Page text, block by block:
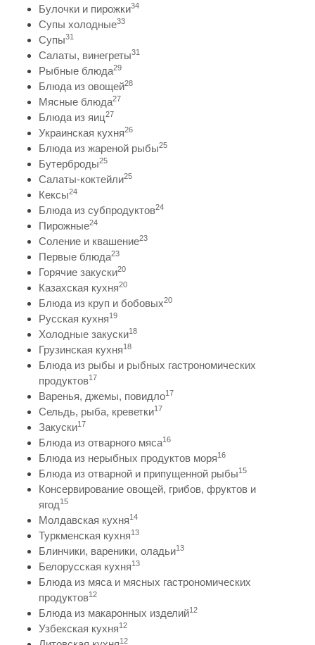
Булочки и пирожки34
Супы холодные33
Супы31
Салаты, винегреты31
Рыбные блюда29
Блюда из овощей28
Мясные блюда27
Блюда из яиц27
Украинская кухня26
Блюда из жареной рыбы25
Бутерброды25
Салаты-коктейли25
Кексы24
Блюда из субпродуктов24
Пирожные24
Соление и квашение23
Первые блюда23
Горячие закуски20
Казахская кухня20
Блюда из круп и бобовых20
Русская кухня19
Холодные закуски18
Грузинская кухня18
Блюда из рыбы и рыбных гастрономических
продуктов17
Варенья, джемы, повидло17
Сельдь, рыба, креветки17
Закуски17
Блюда из отварного мяса16
Блюда из нерыбных продуктов моря16
Блюда из отварной и припущенной рыбы15
Консервирование овощей, грибов, фруктов и
ягод15
Молдавская кухня14
Туркменская кухня13
Блинчики, вареники, оладьи13
Белорусская кухня13
Блюда из мяса и мясных гастрономических
продуктов12
Блюда из макаронных изделий12
Узбекская кухня12
12